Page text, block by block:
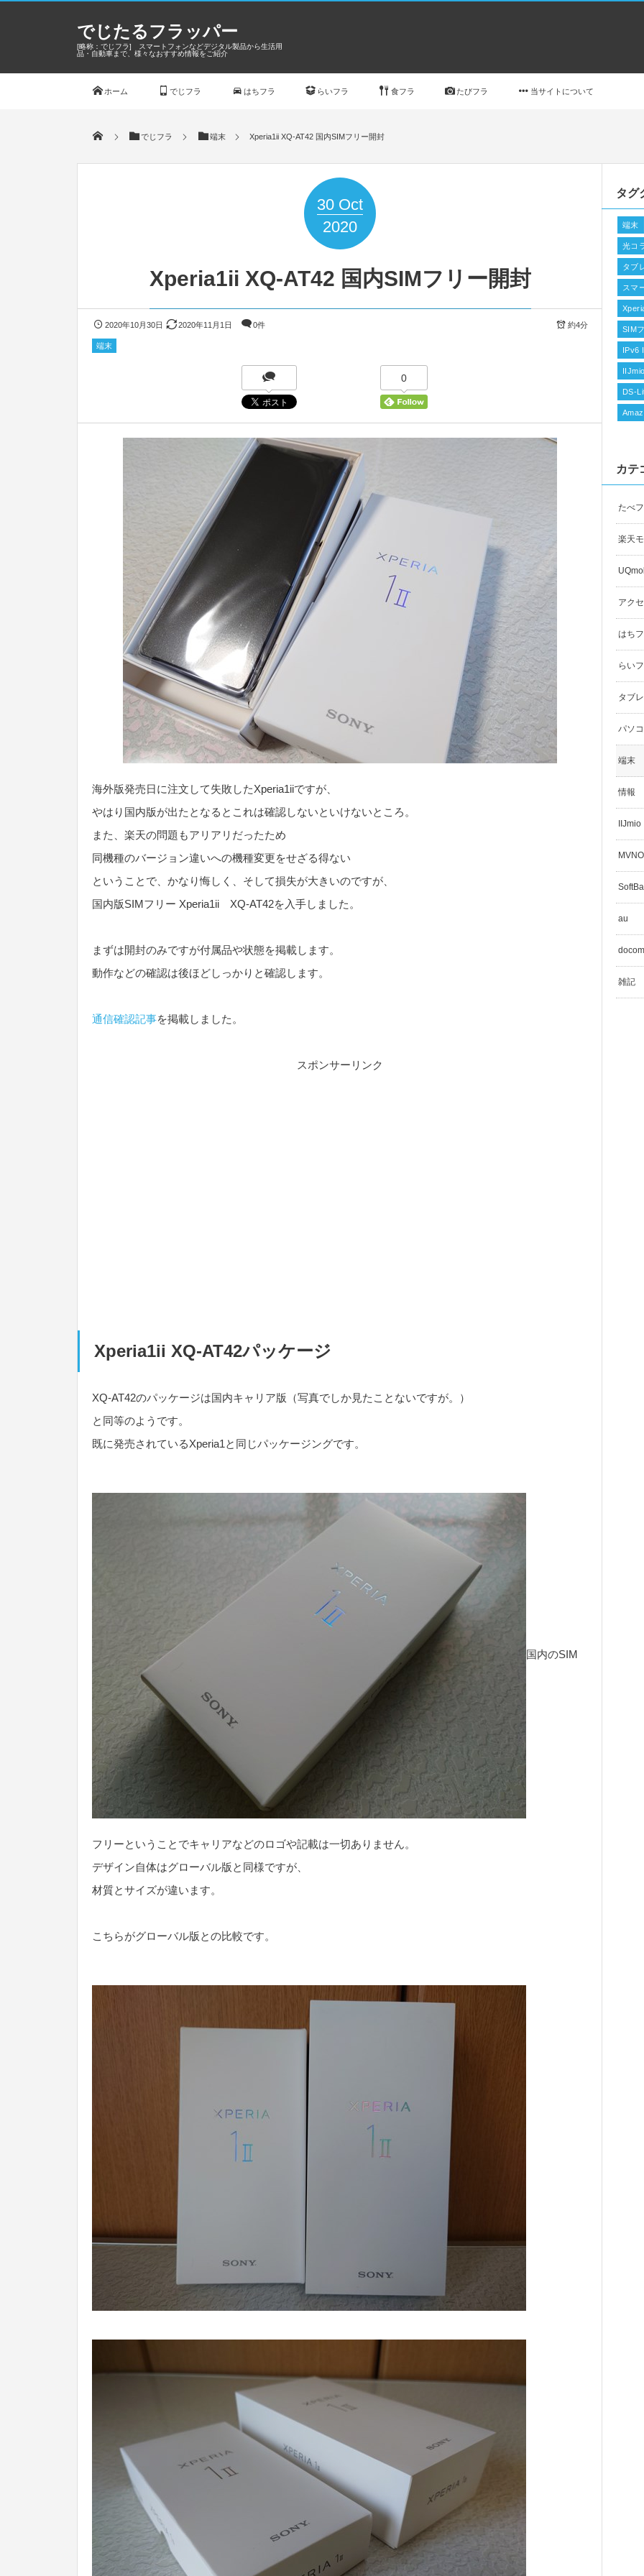
でじたるフラッパー
[略称：でじフラ] スマートフォンなどデジタル製品から生活用
品・自動車まで、様々なおすすめ情報をご紹介
ホーム でじフラ はちフラ らいフラ 食フラ たびフラ 当サイトについて
でじフラ 端末 Xperia1ii XQ-AT42 国内SIMフリー開封
30 Oct
2020
Xperia1ii XQ-AT42 国内SIMフリー開封
2020年10月30日 2020年11月1日 0件 約4分
端末
0
海外版発売日に注文して失敗したXperia1iiですが、
やはり国内版が出たとなるとこれは確認しないといけないところ。
また、楽天の問題もアリアリだったため
同機種のバージョン違いへの機種変更をせざる得ない
ということで、かなり悔しく、そして損失が大きいのですが、
国内版SIMフリー Xperia1ii XQ-AT42を入手しました。
まずは開封のみですが付属品や状態を掲載します。
動作などの確認は後ほどしっかりと確認します。
通信確認記事を掲載しました。
スポンサーリンク
Xperia1ii XQ-AT42パッケージ
XQ-AT42のパッケージは国内キャリア版（写真でしか見たことないですが。）
と同等のようです。
既に発売されているXperia1と同じパッケージングです。
国内のSIM
フリーということでキャリアなどのロゴや記載は一切ありません。
デザイン自体はグローバル版と同様ですが、
材質とサイズが違います。
こちらがグローバル版との比較です。
タグ
端末
光コ
タブ
スマ
SIM
IPv6
DS-
カテ
たべ
楽天
アク
はち
らい
タブ
パソ
端末
情報
IIJmio
MVNO
au
雑記